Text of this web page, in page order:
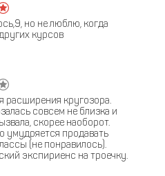
но не люблю, когда
курсов
расширения кругозора.
совсем не близка и
скорее наоборот.
умудряется продавать
(не понравилось).
экспириенс на троечку.